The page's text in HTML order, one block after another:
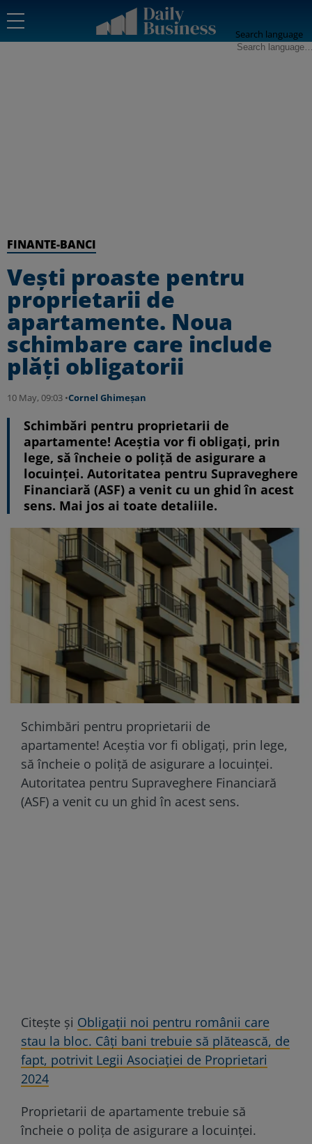
Search language
FINANTE-BANCI
Vești proaste pentru
proprietarii de
apartamente. Noua
schimbare care include
plăți obligatorii
10 May, 09:03 •Cornel Ghimeșan
Schimbări pentru proprietarii de
apartamente! Aceștia vor fi obligați, prin
lege, să încheie o poliță de asigurare a
locuinței. Autoritatea pentru Supraveghere
Financiară (ASF) a venit cu un ghid în acest
sens. Mai jos ai toate detaliile.
Schimbări pentru proprietarii de
apartamente! Aceștia vor fi obligați, prin lege,
să încheie o poliță de asigurare a locuinței.
Autoritatea pentru Supraveghere Financiară
(ASF) a venit cu un ghid în acest sens.
Citește și Obligații noi pentru românii care
stau la bloc. Câți bani trebuie să plătească, de
fapt, potrivit Legii Asociației de Proprietari
2024
Proprietarii de apartamente trebuie să
încheie o polița de asigurare a locuinței.